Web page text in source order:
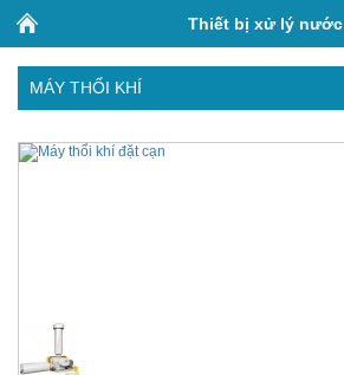
Thiết bị xử lý nước
MÁY THỔI KHÍ